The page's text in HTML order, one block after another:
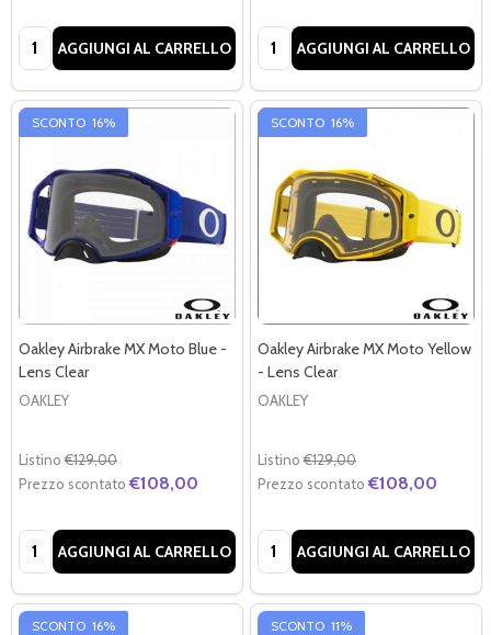
Quantità:AGGIUNGI AL CARRELLO Quantità:AGGIUNGI AL CARRELLO
SCONTO 16%
Oakley Airbrake MX Moto Blue -
Lens Clear
OAKLEY
Listino €129,00
Prezzo scontato €108,00
Quantità:AGGIUNGI AL CARRELLO
SCONTO 16%
Oakley Airbrake MX Moto Yellow
- Lens Clear
OAKLEY
Listino €129,00
Prezzo scontato €108,00
Quantità:AGGIUNGI AL CARRELLO
SCONTO 16% SCONTO 11%